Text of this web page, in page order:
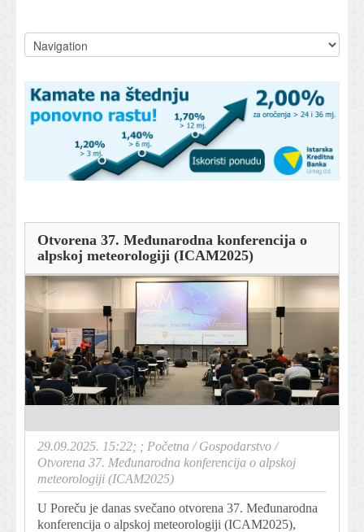
Otvorena 37. Međunarodna konferencija o
alpskoj meteorologiji (ICAM2025)
29.09.2025. 15:22; ; Početna /Gospodarstvo /
Otvorena 37. Međunarodna konferencija o alpskoj
meteorologiji (ICAM2025)
U Poreču je danas svečano otvorena 37. Međunarodna
konferencija o alpskoj meteorologiji (ICAM2025),